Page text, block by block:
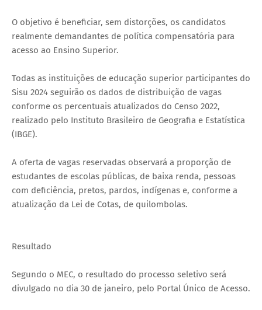
O objetivo é beneficiar, sem distorções, os candidatos
realmente demandantes de política compensatória para
acesso ao Ensino Superior.
Todas as instituições de educação superior participantes do
Sisu 2024 seguirão os dados de distribuição de vagas
conforme os percentuais atualizados do Censo 2022,
realizado pelo Instituto Brasileiro de Geografia e Estatística
(IBGE).
A oferta de vagas reservadas observará a proporção de
estudantes de escolas públicas, de baixa renda, pessoas
com deficiência, pretos, pardos, indígenas e, conforme a
atualização da Lei de Cotas, de quilombolas.
Resultado
Segundo o MEC, o resultado do processo seletivo será
divulgado no dia 30 de janeiro, pelo Portal Único de Acesso.